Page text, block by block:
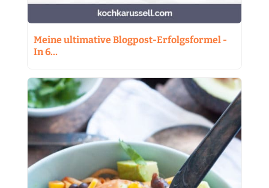
Meine ultimative Blogpost-Erfolgsformel -
In 6…